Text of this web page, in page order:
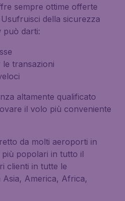
sempre ottime offerte
della sicurezza
può darti:
transazioni
altamente qualificato
il volo più conveniente
da molti aeroporti in
più popolari in tutto il
clienti in tutte le
Asia, America, Africa,